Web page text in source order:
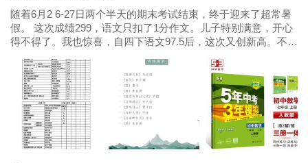
随着6月2 6-27日两个半天的期末考试结束，终于迎来了超常暑
假。 这次成绩299，语文只扣了1分作文。儿子特别满意，开心
得不得了。我也惊喜，自四下语文97.5后，这次又创新高。不过